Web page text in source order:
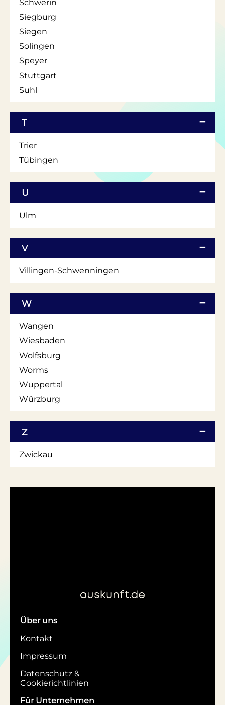
Schwerin
Siegburg
Siegen
Solingen
Speyer
Stuttgart
Suhl
T
Trier
Tübingen
U
Ulm
V
Villingen-Schwenningen
W
Wangen
Wiesbaden
Wolfsburg
Worms
Wuppertal
Würzburg
Z
Zwickau
Über uns
Kontakt
Impressum
Datenschutz &
Cookierichtlinien
Für Unternehmen